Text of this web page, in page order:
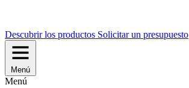
Descubrir los productos Solicitar un presupuesto
Menú
Menú